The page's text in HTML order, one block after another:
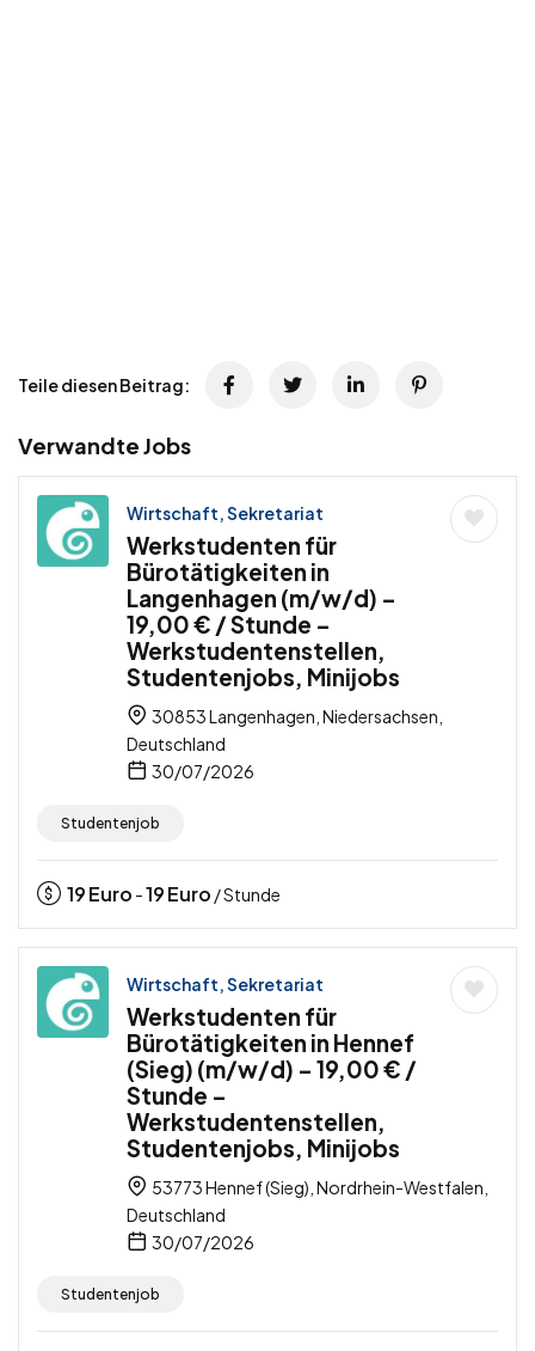
Teile diesen Beitrag:
Verwandte Jobs
Wirtschaft, Sekretariat
Werkstudenten für
Bürotätigkeiten in
Langenhagen (m/w/d) –
19,00 € / Stunde –
Werkstudentenstellen,
Studentenjobs, Minijobs
30853 Langenhagen, Niedersachsen,
Deutschland
30/07/2026
Studentenjob
19Euro -19Euro / Stunde
Wirtschaft, Sekretariat
Werkstudenten für
Bürotätigkeiten in Hennef
(Sieg) (m/w/d) – 19,00 € /
Stunde –
Werkstudentenstellen,
Studentenjobs, Minijobs
53773 Hennef (Sieg), Nordrhein-Westfalen,
Deutschland
30/07/2026
Studentenjob